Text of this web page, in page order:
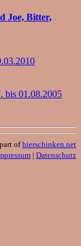
Joe, Bitter,
bis 01.08.2005
part ofbierschinken.net
| Datenschutz